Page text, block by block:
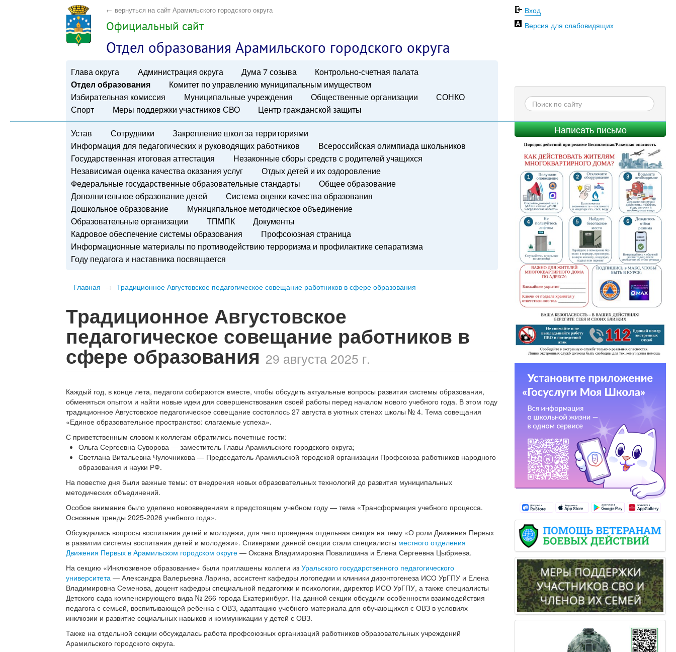
← вернуться на сайт Арамильского городского округа
Официальный сайт
Отдел образования Арамильского городского округа
Глава округа Администрация округа Дума 7 созыва
Контрольно-счетная палата
Отдел образования
Комитет по управлению муниципальным имуществом
Избирательная комиссия
Муниципальные учреждения Общественные организации
СОНКО
Спорт
Меры поддержки участников СВО Центр гражданской защиты
Вход
Версия для слабовидящих
Написать письмо
Устав Сотрудники
Закрепление школ за территориями
Информация для педагогических и руководящих работников
Всероссийская олимпиада школьников
Государственная итоговая аттестация
Незаконные сборы средств с родителей учащихся
Независимая оценка качества оказания услуг
Отдых детей и их оздоровление
Федеральные государственные образовательные стандарты
Общее образование
Дополнительное образование детей
Система оценки качества образования
Дошкольное образование
Муниципальное методическое объединение
Образовательные организации
ТПМПК
Документы
Кадровое обеспечение системы образования
Профсоюзная страница
Информационные материалы по противодействию терроризма и профилактике сепаратизма
Году педагога и наставника посвящается
Главная → Традиционное Августовское педагогическое совещание работников в сфере образования
Традиционное Августовское
педагогическое совещание работников в
сфере образования 29 августа 2025 г.
Каждый год, в конце лета, педагоги собираются вместе, чтобы обсудить актуальные вопросы развития системы образования,
обменяться опытом и найти новые идеи для совершенствования своей работы перед началом нового учебного года. В этом году
традиционное Августовское педагогическое совещание состоялось 27 августа в уютных стенах школы № 4. Тема совещания
«Единое образовательное пространство: слагаемые успеха».
С приветственным словом к коллегам обратились почетные гости:
Ольга Сергеевна Суворова — заместитель Главы Арамильского городского округа;
Светлана Витальевна Чулочникова — Председатель Арамильской городской организации Профсоюза работников народного
образования и науки РФ.
На повестке дня были важные темы: от внедрения новых образовательных технологий до развития муниципальных
методических объединений.
Особое внимание было уделено нововведениям в предстоящем учебном году — тема «Трансформация учебного процесса.
Основные тренды2025-2026 учебного года».
Обсуждались вопросы воспитания детей и молодежи, для чего проведена отдельная секция на тему «О роли Движения Первых
в развитии системы воспитания детей и молодежи». Спикерами данной секции стали специалисты местного отделения
Движения Первых в Арамильском городском округе — Оксана Владимировна Повалишина и Елена Сергеевна Цыбряева.
На секцию «Инклюзивное образование» были приглашены коллеги изУральского государственного педагогического
университета — Александра Валерьевна Ларина, ассистент кафедры логопедии и клиники дизонтогенеза ИСО УрГПУ и Елена
Владимировна Семенова, доцент кафедры специальной педагогики и психологии, директор ИСО УрГПУ, а также специалисты
Детского сада компенсирующего вида № 266 города Екатеринбург. На данной секции обсудили особенности взаимодействия
педагога с семьей, воспитывающей ребенка с ОВЗ, адаптацию учебного материала для обучающихся с ОВЗ в условиях
инклюзии и развитие социальных навыков и коммуникации у детей с ОВЗ.
Также на отдельной секции обсуждалась работа профсоюзных организаций работников образовательных учреждений
Арамильского городского округа.